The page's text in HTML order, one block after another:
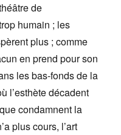
de
humain ; les
plus ; comme
en prend pour son
les bas-fonds de la
l’esthète décadent
condamnent la
plus cours, l’art